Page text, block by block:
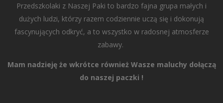
Przedszkolaki z Naszej Paki to bardzo fajna grupa małych i
dużych ludzi, którzy razem codziennie uczą się i dokonują
fascynujących odkryć, a to wszystko w radosnej atmosferze
zabawy.
Mam nadzieję że wkrótce również Wasze maluchy dołączą
do naszej paczki !